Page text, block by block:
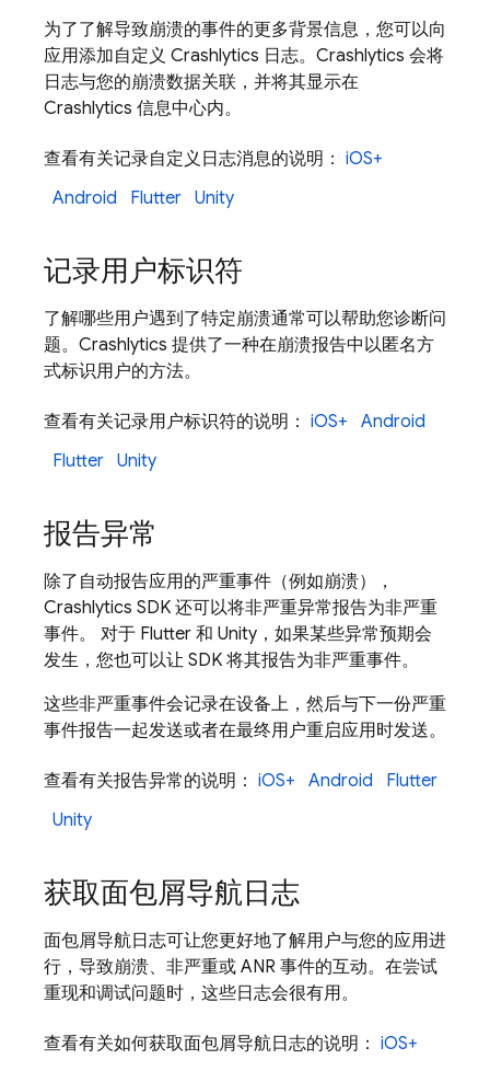
为了了解导致崩溃的事件的更多背景信息，您可以向
应用添加自定义 Crashlytics 日志。 Crashlytics 会将
日志与您的崩溃数据关联，并将其显示在
Crashlytics 信息中心内。
查看有关记录自定义日志消息的说明： iOS+
Android
Flutter Unity
记录用户标识符
了解哪些用户遇到了特定崩溃通常可以帮助您诊断问
题。 Crashlytics 提供了一种在崩溃报告中以匿名方
式标识用户的方法。
查看有关记录用户标识符的说明： iOS+
Android
Flutter Unity
报告异常
除了自动报告应用的严重事件（例如崩溃），
Crashlytics SDK 还可以将非严重异常报告为非严重
事件。 对于 Flutter 和 Unity，如果某些异常预期会
发生，您也可以让 SDK 将其报告为非严重事件。
这些非严重事件会记录在设备上，然后与下一份严重
事件报告一起发送或者在最终用户重启应用时发送。
查看有关报告异常的说明： iOS+ Android
Flutter
Unity
获取面包屑导航日志
面包屑导航日志可让您更好地了解用户与您的应用进
行，导致崩溃、非严重或 ANR 事件的互动。在尝试
重现和调试问题时，这些日志会很有用。
查看有关如何获取面包屑导航日志的说明： iOS+